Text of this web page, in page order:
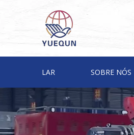
LAR SOBRE NÓS